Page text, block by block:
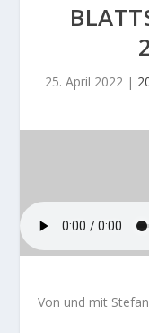
25. April 2022 |
Von und mit